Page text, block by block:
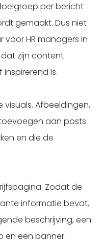
per bericht
gemaakt. Dus niet
voor HR managers in
zijn content
is.
visuals. Afbeeldingen,
aan posts
en die de
Zodat de
informatie bevat,
beschrijving, een
en een banner.